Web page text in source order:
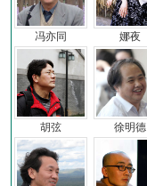
冯亦同 娜夜
胡弦 徐明德